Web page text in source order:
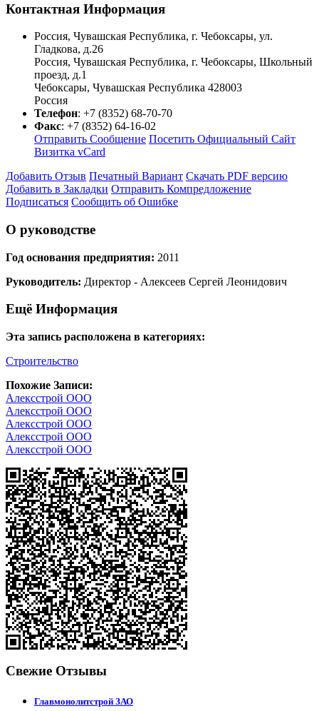
Контактная Информация
Россия, Чувашская Республика, г. Чебоксары, ул.
Гладкова, д.26
Россия, Чувашская Республика, г. Чебоксары, Школьный
проезд, д.1
Чебоксары, Чувашская Республика 428003
Россия
Телефон: +7 (8352) 68-70-70
Факс: +7 (8352) 64-16-02
Отправить Сообщение Посетить Официальный Сайт
Визитка vCard
Добавить Отзыв Печатный Вариант Скачать PDF версию
Добавить в Закладки Отправить Компредложение
Подписаться Сообщить об Ошибке
О руководстве
Год основания предприятия: 2011
Руководитель: Директор - Алексеев Сергей Леонидович
Ещё Информация
Эта запись расположена в категориях:
Строительство
Похожие Записи:
Алексстрой ООО
Алексстрой ООО
Алексстрой ООО
Алексстрой ООО
Алексстрой ООО
Свежие Отзывы
Главмонолитстрой ЗАО